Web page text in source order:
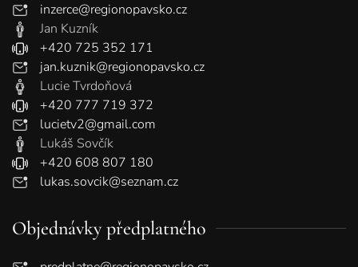
inzerce@regionopavsko.cz
Jan Kuzník
+420 725 352 171
jan.kuznik@regionopavsko.cz
Lucie Tvrdoňová
+420 777 719 372
lucietv2@gmail.com
Lukáš Sovčík
+420 608 807 180
lukas.sovcik@seznam.cz
Objednávky předplatného